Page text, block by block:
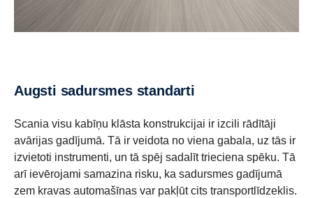
Augsti sadursmes standarti
Scania visu kabīņu klāsta konstrukcijai ir izcili rādītāji
avārijas gadījumā. Tā ir veidota no viena gabala, uz tās ir
izvietoti instrumenti, un tā spēj sadalīt trieciena spēku. Tā
arī ievērojami samazina risku, ka sadursmes gadījumā
zem kravas automašīnas var pakļūt cits transportlīdzeklis.